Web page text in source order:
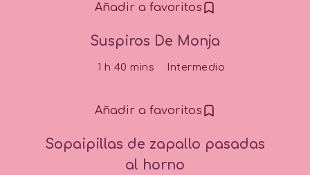
Añadir a favoritos
Suspiros De Monja
1 h 40 mins Intermedio
Añadir a favoritos
Sopaipillas de zapallo pasadas
al horno